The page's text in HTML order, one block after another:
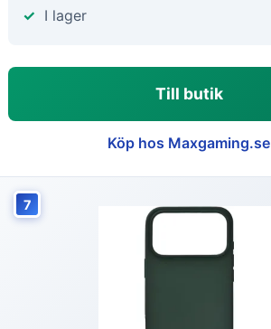
I lager
Till butik
Köp hos Maxgaming.se
7